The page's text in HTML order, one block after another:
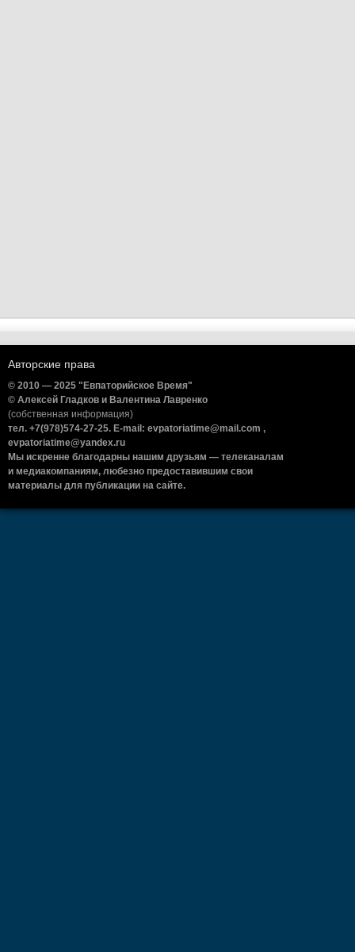
Авторские права
© 2010 — 2025 "Евпаторийское Время"
© Алексей Гладков и Валентина Лавренко
(собственная информация)
тел. +7(978)574-27-25. E-mail: evpatoriatime@mail.com ,
evpatoriatime@yandex.ru
Мы искренне благодарны нашим друзьям — телеканалам
и медиакомпаниям, любезно предоставившим свои
материалы для публикации на сайте.